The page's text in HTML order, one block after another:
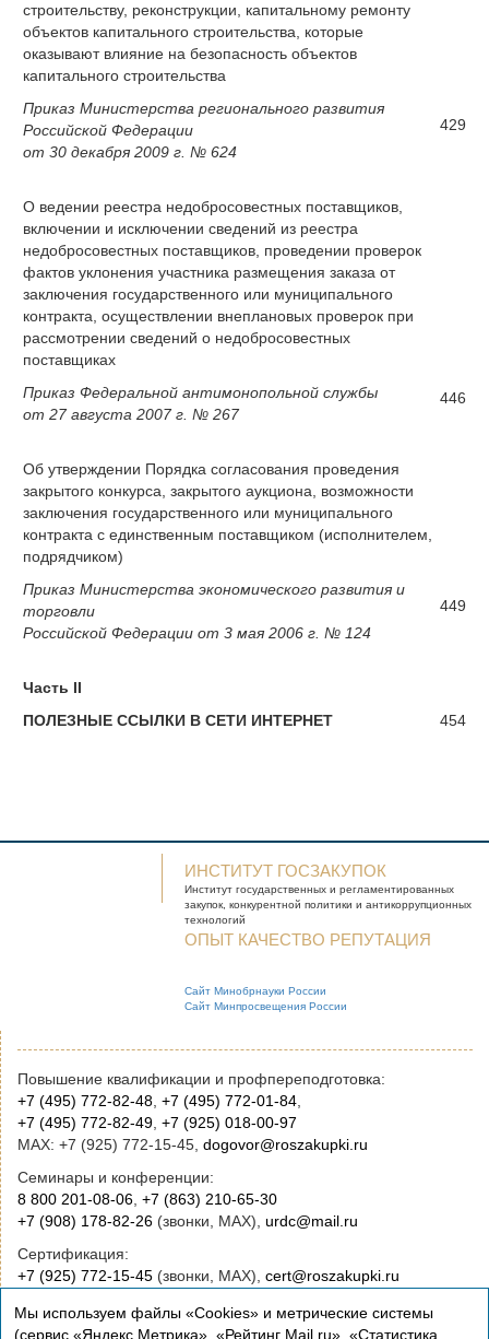
строительству, реконструкции, капитальному ремонту
объектов капитального строительства, которые
оказывают влияние на безопасность объектов
капитального строительства
Приказ Министерства регионального развития
Российской Федерации
от 30 декабря 2009 г. № 624
429
О ведении реестра недобросовестных поставщиков,
включении и исключении сведений из реестра
недобросовестных поставщиков, проведении проверок
фактов уклонения участника размещения заказа от
заключения государственного или муниципального
контракта, осуществлении внеплановых проверок при
рассмотрении сведений о недобросовестных
поставщиках
Приказ Федеральной антимонопольной службы
от 27 августа 2007 г. № 267
446
Об утверждении Порядка согласования проведения
закрытого конкурса, закрытого аукциона, возможности
заключения государственного или муниципального
контракта с единственным поставщиком (исполнителем,
подрядчиком)
Приказ Министерства экономического развития и
торговли
Российской Федерации от 3 мая 2006 г. № 124
449
Часть II
ПОЛЕЗНЫЕ ССЫЛКИ В СЕТИ ИНТЕРНЕТ
454
ИНСТИТУТ ГОСЗАКУПОК
Институт государственных и регламентированных
закупок, конкурентной политики и антикоррупционных
технологий
ОПЫТ КАЧЕСТВО РЕПУТАЦИЯ
Сайт Минобрнауки России
Сайт Минпросвещения России
Повышение квалификации и профпереподготовка:
+7 (495) 772-82-48, +7 (495) 772-01-84,
+7 (495) 772-82-49, +7 (925) 018-00-97
MAX: +7 (925) 772-15-45, dogovor@roszakupki.ru
Семинары и конференции:
8 800 201-08-06, +7 (863) 210-65-30
+7 (908) 178-82-26 (звонки, MAX), urdc@mail.ru
Сертификация:
+7 (925) 772-15-45 (звонки, MAX), cert@roszakupki.ru
Приобретение книг:
+7 (495) 772-00-14,institut@roszakupki.ru
Мы используем файлы «Cookies» и метрические системы
(сервис «Яндекс.Метрика», «Рейтинг Mail.ru», «Статистика